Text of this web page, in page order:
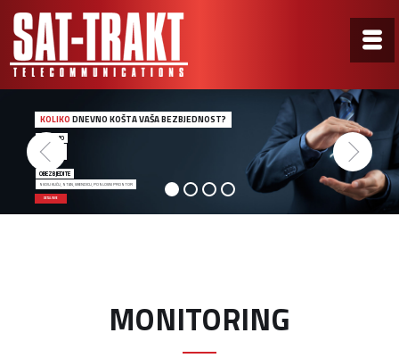
KOLIKO DNEVNO KOŠTA VAŠA BEZBJEDNOST?
ZA SAMO
0,50€
DETALJNIJE
OBEZBJEDITE
SVOJU KUĆU, STAN, VIKENDICU, POSLOVNI PROSTOR
MONITORING